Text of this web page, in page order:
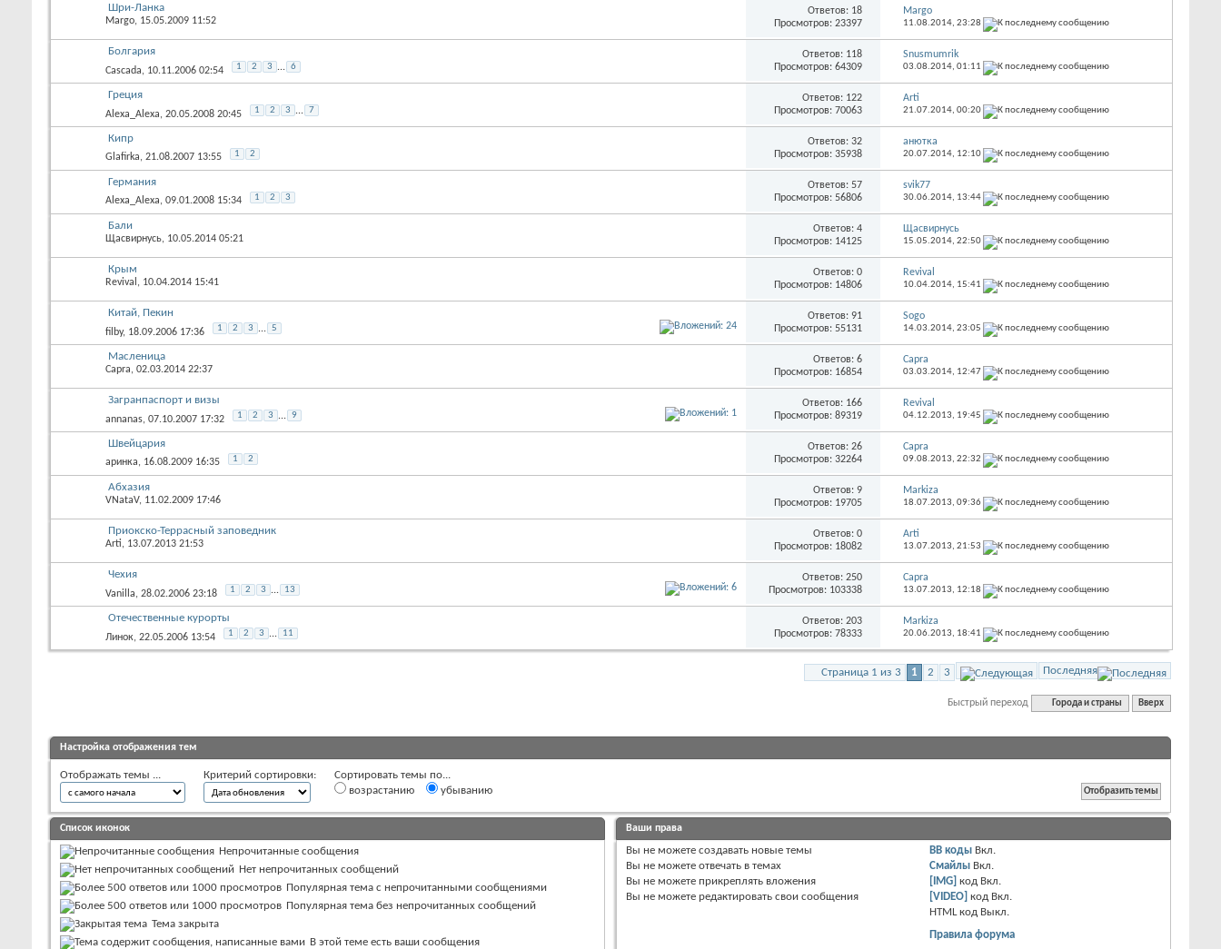
Шри-Ланка
Margo, 15.05.2009 11:52
Ответов: 18
Просмотров: 23397
Margo
11.08.2014, 23:28
Болгария
Cascada, 10.11.2006 02:54 1 2 3 ... 6
Ответов: 118
Просмотров: 64309
Snusmumrik
03.08.2014, 01:11
Греция
Alexa_Alexa, 20.05.2008 20:45 1 2 3 ... 7
Ответов: 122
Просмотров: 70063
Arti
21.07.2014, 00:20
Кипр
Glafirka, 21.08.2007 13:55 1 2
Ответов: 32
Просмотров: 35938
анютка
20.07.2014, 12:10
Германия
Alexa_Alexa, 09.01.2008 15:34 1 2 3
Ответов: 57
Просмотров: 56806
svik77
30.06.2014, 13:44
Бали
Щасвирнусь, 10.05.2014 05:21
Ответов: 4
Просмотров: 14125
Щасвирнусь
15.05.2014, 22:50
Крым
Revival , 10.04.2014 15:41
Ответов: 0
Просмотров: 14806
Revival
10.04.2014, 15:41
Китай, Пекин
filby, 18.09.2006 17:36 1 2 3 ... 5
Ответов: 91
Просмотров: 55131
Sogo
14.03.2014, 23:05
Масленица
Capra, 02.03.2014 22:37
Ответов: 6
Просмотров: 16854
Capra
03.03.2014, 12:47
Загранпаспорт и визы
annanas, 07.10.2007 17:32 1 2 3 ... 9
Ответов: 166
Просмотров: 89319
Revival
04.12.2013, 19:45
Швейцария
аринка, 16.08.2009 16:35 1 2
Ответов: 26
Просмотров: 32264
Capra
09.08.2013, 22:32
Абхазия
VNataV, 11.02.2009 17:46
Ответов: 9
Просмотров: 19705
Markiza
18.07.2013, 09:36
Приокско-Террасный заповедник
Arti, 13.07.2013 21:53
Ответов: 0
Просмотров: 18082
Arti
13.07.2013, 21:53
Чехия
Vanilla, 28.02.2006 23:18 1 2 3 ... 13
Ответов: 250
Просмотров: 103338
Capra
13.07.2013, 12:18
Отечественные курорты
Линок, 22.05.2006 13:54 1 2 3 ... 11
Ответов: 203
Просмотров: 78333
Markiza
20.06.2013, 18:41
Страница 1 из 3 1 2 3 Последняя
Быстрый переход Города и страны Вверх
Настройка отображения тем
Отображать темы ... Критерий сортировки:
Сортировать темы по...
возрастанию
убыванию
Список иконок
Непрочитанные сообщения
Нет непрочитанных сообщений
Популярная тема с непрочитанными сообщениями
Популярная тема без непрочитанных сообщений
Тема закрыта
В этой теме есть ваши сообщения
Ваши права
Вы не можете создавать новые темы
Вы не можете отвечать в темах
Вы не можете прикреплять вложения
Вы не можете редактировать свои сообщения
BB коды Вкл.
Смайлы Вкл.
[IMG] код Вкл.
[VIDEO] код Вкл.
HTML код Выкл.
Правила форума